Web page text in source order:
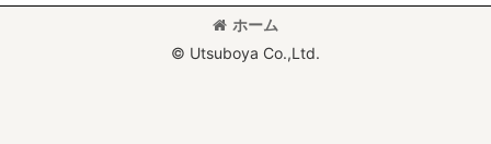
ホーム
© Utsuboya Co.,Ltd.